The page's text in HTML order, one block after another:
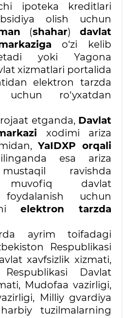
ipoteka kreditlari
olish uchun
(shahar)davlat
o‘zi kelib
yoki Yagona
xizmatlari portalida
elektron tarzda
uchun ro‘yxatdan
etganda, Davlat
xodimi ariza
YaIDXP orqali
esa ariza
ravishda
davlat
uchun
elektron tarzda
ayrim toifadagi
Respublikasi
xavfsizlik xizmati,
Respublikasi Davlat
Mudofaa vazirligi,
Milliy gvardiya
tuzilmalarning